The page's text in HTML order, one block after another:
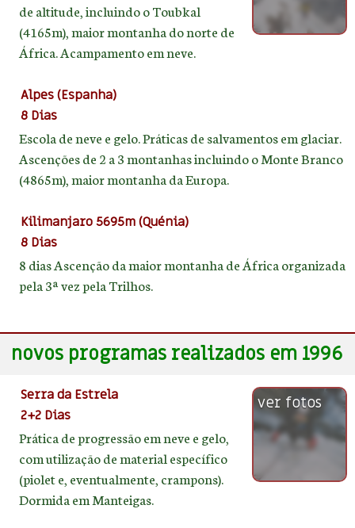
de altitude, incluindo o Toubkal
(4165m), maior montanha do norte de
África. Acampamento em neve.
Alpes (Espanha)
8 Dias
Escola de neve e gelo. Práticas de salvamentos em glaciar.
Ascenções de 2 a 3 montanhas incluindo o Monte Branco
(4865m), maior montanha da Europa.
Kilimanjaro 5695m (Quénia)
8 Dias
8 dias Ascenção da maior montanha de África organizada
pela 3ª vez pela Trilhos.
novos programas realizados em 1996
ver fotos
Serra da Estrela
2+2 Dias
Prática de progressão em neve e gelo,
com utilização de material específico
(piolet e, eventualmente, crampons).
Dormida em Manteigas.